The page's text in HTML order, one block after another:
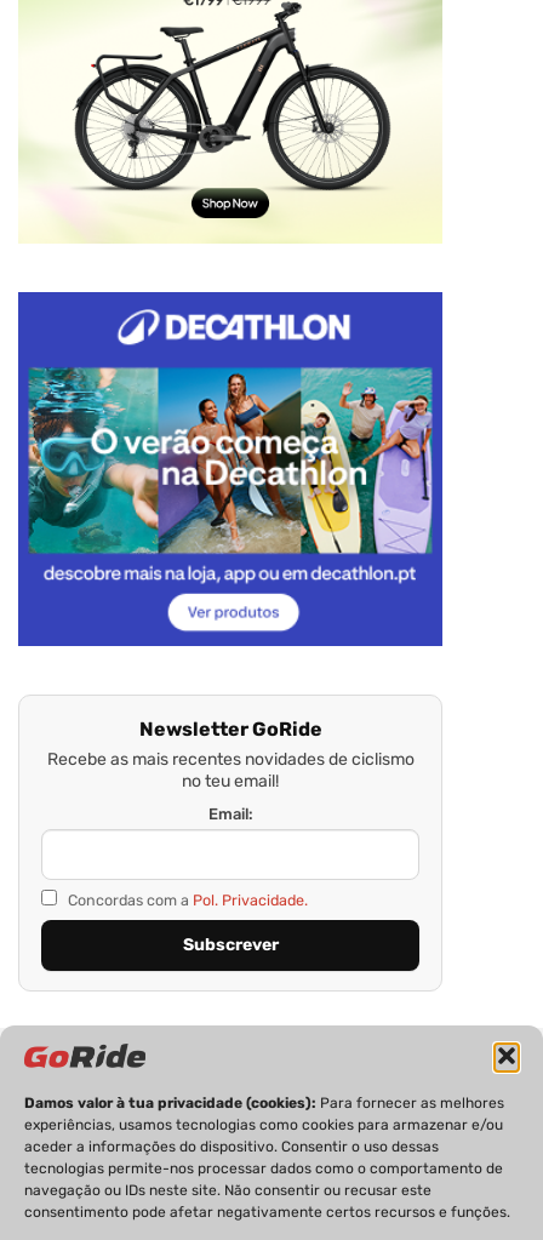
Damos valor à tua privacidade (cookies): Para fornecer as melhores
experiências, usamos tecnologias como cookies para armazenar e/ou
aceder a informações do dispositivo. Consentir o uso dessas
tecnologias permite-nos processar dados como o comportamento de
navegação ou IDs neste site. Não consentir ou recusar este
consentimento pode afetar negativamente certos recursos e funções.
Newsletter GoRide
Recebe as mais recentes novidades de ciclismo
no teu email!
Email:
Concordas com a Pol. Privacidade.
PRIVACIDADE FICHA TÉCNICA
ESTATUTO EDITORIAL
POLÍTICA DE COOKIES
CONTACTOS